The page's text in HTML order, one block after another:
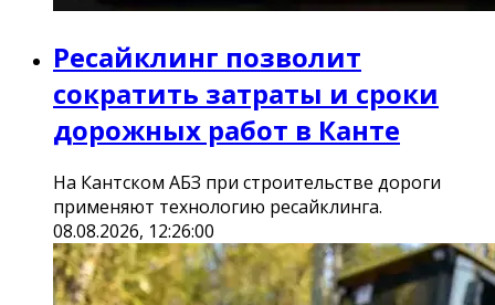
Ресайклинг позволит
сократить затраты и сроки
дорожных работ в Канте
На Кантском АБЗ при строительстве дороги
применяют технологию ресайклинга.
08.08.2026, 12:26:00